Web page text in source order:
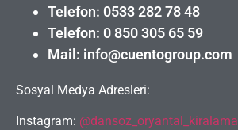
Telefon: 0533 282 78 48
Telefon: 0 850 305 65 59
Mail: info@cuentogroup.com
Sosyal Medya Adresleri:
Instagram: @dansoz_oryantal_kiralama